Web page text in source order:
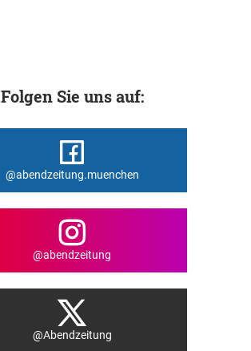
Folgen Sie uns auf:
@abendzeitung.muenchen
@abendzeitung
@Abendzeitung